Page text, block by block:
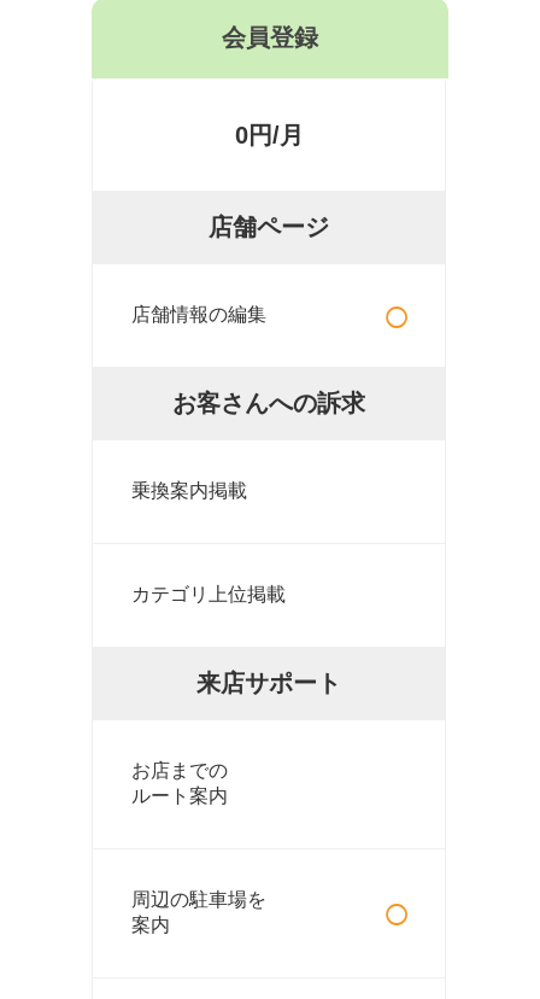
会員登録
0円/月
店舗ページ
店舗情報の編集 ○
お客さんへの訴求
乗換案内掲載
カテゴリ上位掲載
来店サポート
お店までの
ルート案内
周辺の駐車場を
案内
○